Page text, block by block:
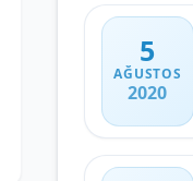
5
AĞUSTOS
2020